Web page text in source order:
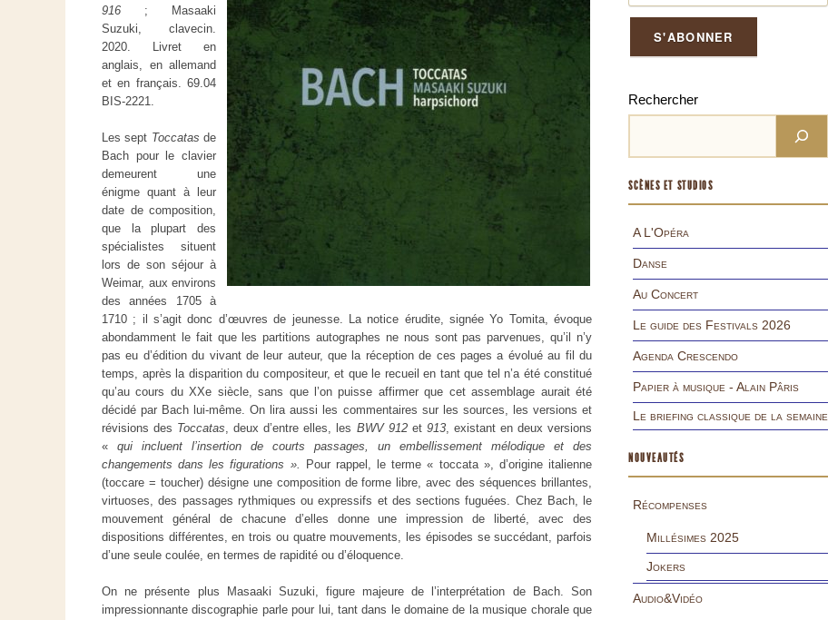
916 ; Masaaki
Suzuki, clavecin.
2020. Livret en
anglais, en allemand
et en français. 69.04
BIS-2221.
Les sept Toccatasde
Bach pour le clavier
demeurent une
énigme quant à leur
date de composition,
que la plupart des
spécialistes situent
lors de son séjour à
Weimar, aux environs
des années 1705 à
1710 ; il s’agit donc d’œuvres de jeunesse. La notice érudite, signée Yo Tomita, évoque
abondamment le fait que les partitions autographes ne nous sont pas parvenues, qu’il n’y
pas eu d’édition du vivant de leur auteur, que la réception de ces pages a évolué au fil du
temps, après la disparition du compositeur, et que le recueil en tant que tel n’a été constitué
qu’au cours du XXe siècle, sans que l’on puisse affirmer que cet assemblage aurait été
décidé par Bach lui-même. On lira aussi les commentaires sur les sources, les versions et
révisions des Toccatas, deux d’entre elles, les BWV 912et 913, existant en deux versions
« qui incluent l’insertion de courts passages, un embellissement mélodique et des
changements dans les figurations ».
Pour rappel, le terme « toccata », d’origine italienne
(toccare = toucher) désigne une composition de forme libre, avec des séquences brillantes,
virtuoses, des passages rythmiques ou expressifs et des sections fuguées. Chez Bach, le
mouvement général de chacune d’elles donne une impression de liberté, avec des
dispositions différentes, en trois ou quatre mouvements, les épisodes se succédant, parfois
d’une seule coulée, en termes de rapidité ou d’éloquence.
On ne présente plus Masaaki Suzuki, figure majeure de l’interprétation de Bach. Son
impressionnante discographie parle pour lui, tant dans le domaine de la musique chorale que
Rechercher
SCÈNES ET STUDIOS
A L'Opéra
Danse
Au Concert
Le guide des Festivals 2026
Agenda Crescendo
Papier à musique - Alain Pâris
Le briefing classique de la semaine
NOUVEAUTÉS
Récompenses
Millésimes 2025
Jokers
Audio&Vidéo